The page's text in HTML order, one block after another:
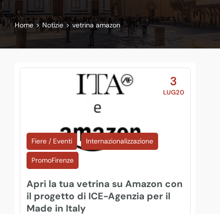
Home > Notizie > vetrina amazon
3
LUG20
Fiere / Eventi Internazionalizzazione
PromoFirenze
Apri la tua vetrina su Amazon con
il progetto di ICE-Agenzia per il
Made in Italy